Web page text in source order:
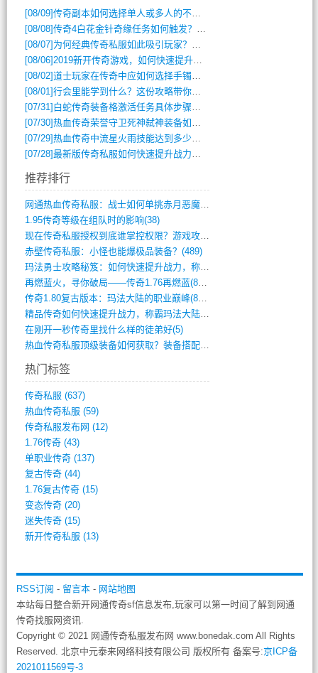
[08/09]传奇副本如何选择单人或多人的不同模式？
[08/08]传奇4白花金针奇缘任务如何触发？完整攻略解析
[08/07] 为何经典传奇私服如此吸引玩家？深度攻略解析
[08/06]2019新开传奇游戏，如何快速提升角色等级？
[08/02]道士玩家在传奇中应如何选择手镯装备？
[08/01]行会里能学到什么？这份攻略带你全掌握
[07/31] 白蛇传奇装备格激活任务具体步骤是什么？如何完成？
[07/30]热血传奇荣誉守卫死神弑神装备如何获取与佩戴攻略？
[07/29]热血传奇中流星火雨技能达到多少级可以开始练装备？
[07/28]最新版传奇私服如何快速提升战力与获取稀有装备？
推荐排行
网通热血传奇私服：战士如何单挑赤月恶魔？(311)
1.95传奇等级在组队时的影响(38)
现在传奇私服授权到底谁掌控权限？游戏攻略(789)
赤壁传奇私服：小怪也能爆极品装备？(489)
玛法勇士攻略秘笈：如何快速提升战力，称霸(717)
再燃蓝火，寻你破局——传奇1.76再燃蓝(893)
传奇1.80复古版本：玛法大陆的职业巅峰(873)
精品传奇如何快速提升战力，称霸玛法大陆？(392)
在刚开一秒传奇里找什么样的徒弟好(5)
热血传奇私服顶级装备如何获取？装备搭配与(688)
热门标签
传奇私服 (637)
热血传奇私服 (59)
传奇私服发布网 (12)
1.76传奇(43)
单职业传奇(137)
复古传奇(44)
1.76复古传奇(15)
变态传奇(20)
迷失传奇(15)
新开传奇私服 (13)
RSS订阅 - 留言本- 网站地图
本站每日整合新开网通传奇sf信息发布,玩家可以第一时间了解到网通
传奇找服网资讯.
Copyright © 2021 网通传奇私服发布网 www.bonedak.com All Rights
Reserved. 北京中元泰来网络科技有限公司 版权所有 备案号:京ICP备
2021011569号-3